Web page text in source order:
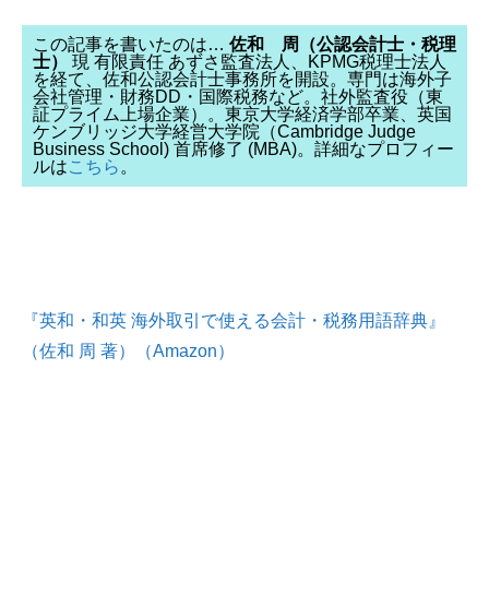
この記事を書いたのは… 佐和 周（公認会計士・税理
士）
現 有限責任 あずさ監査法人、KPMG税理士法人
を経て、佐和公認会計士事務所を開設。専門は海外子
会社管理・財務DD・国際税務など。社外監査役（東
証プライム上場企業）。東京大学経済学部卒業、英国
ケンブリッジ大学経営大学院（Cambridge Judge
Business School) 首席修了 (MBA)。詳細なプロフィー
ルはこちら 。
『英和・和英 海外取引で使える会計・税務用語辞典』
（佐和 周 著）（Amazon）